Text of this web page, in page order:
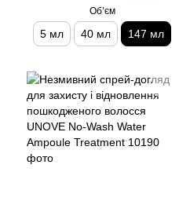
Обʼєм
5 мл 40 мл 147 мл